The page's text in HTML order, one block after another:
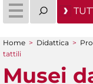
Tu sei qui
Home > Didattica >
tattili
Musei